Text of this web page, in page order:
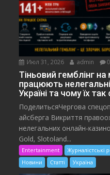
Июл 31, 2026 admin 0
Тіньовий гемблінг на
працюють
Україні та чому їх
ПоделитьсяЧергова
айсберга Викриття
нелегальних онлайн-
Gold, Slotoland...
Entertainment Журналістські
Новини
Статті Україна